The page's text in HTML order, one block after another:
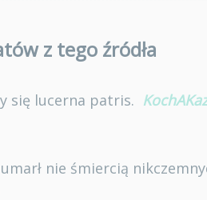
z tego źródła
się lucerna patris.
nie śmiercią